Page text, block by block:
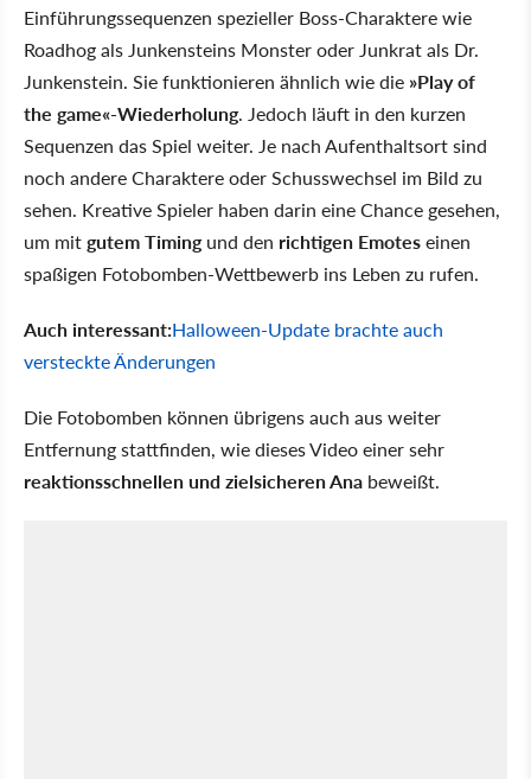
Einführungssequenzen spezieller Boss-Charaktere wie
Roadhog als Junkensteins Monster oder Junkrat als Dr.
Junkenstein. Sie funktionieren ähnlich wie die »Play of
the game«-Wiederholung. Jedoch läuft in den kurzen
Sequenzen das Spiel weiter. Je nach Aufenthaltsort sind
noch andere Charaktere oder Schusswechsel im Bild zu
sehen. Kreative Spieler haben darin eine Chance gesehen,
um mitgutem Timingund den richtigen Emoteseinen
spaßigen Fotobomben-Wettbewerb ins Leben zu rufen.
Auch interessant:Halloween-Update brachte auch
versteckte Änderungen
Die Fotobomben können übrigens auch aus weiter
Entfernung stattfinden, wie dieses Video einer sehr
reaktionsschnellen und zielsicheren Ana beweißt.